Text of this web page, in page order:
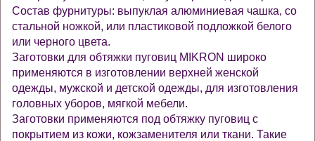
Состав фурнитуры: выпуклая алюминиевая чашка, со
стальной ножкой, или пластиковой подложкой белого
или черного цвета.
Заготовки для обтяжки пуговиц MIKRON широко
применяются в изготовлении верхней женской
одежды, мужской и детской одежды, для изготовления
головных уборов, мягкой мебели.
Заготовки применяются под обтяжку пуговиц с
покрытием из кожи, кожзаменителя или ткани. Такие